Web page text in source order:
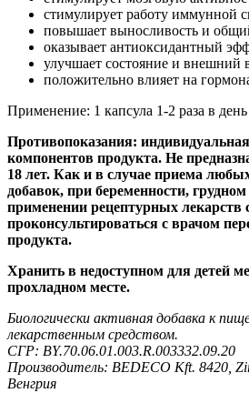
стимулирует работу иммунной
повышает выносливость и
оказывает антиоксидантный
улучшает состояние и внешний
положительно влияет на
Применение: 1 капсула 1-2 раза в
Противопоказания:
компонентов продукта. Не
18 лет. Как и в случае приема
добавок, при беременности,
применении рецептурных лекарств
проконсультироваться с врачом
продукта.
Хранить в недоступном для детей
прохладном месте.
Биологически активная добавка к
лекарственным средством.
СГР: BY.70.06.01.003.R.003332.09.20
Производитель: BEDECO Kft. 8420,
Венгрия